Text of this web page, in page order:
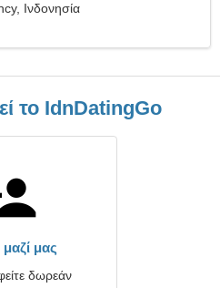
Ινδονησία
το IdnDatingGo
μας
δωρεάν